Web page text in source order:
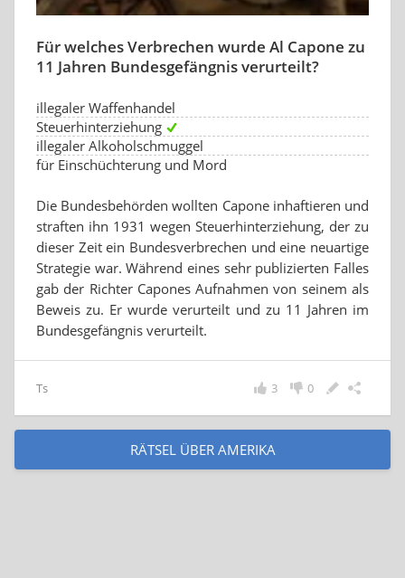
Für welches Verbrechen wurde Al Capone zu
11 Jahren Bundesgefängnis verurteilt?
illegaler Waffenhandel
Steuerhinterziehung
illegaler Alkoholschmuggel
für Einschüchterung und Mord
Die Bundesbehörden wollten Capone inhaftieren und
straften ihn 1931 wegen Steuerhinterziehung, der zu
dieser Zeit ein Bundesverbrechen und eine neuartige
Strategie war. Während eines sehr publizierten Falles
gab der Richter Capones Aufnahmen von seinem als
Beweis zu. Er wurde verurteilt und zu 11 Jahren im
Bundesgefängnis verurteilt.
Ts 0
3
RÄTSEL ÜBER AMERIKA